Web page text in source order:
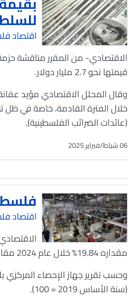
اقتصاد
الاقتصادي- من المقرر مناقشة حزمة
قيمتها نحو 2.7 مليار دولار.
وقال المحلل الاقتصادي مؤيد
خلال الفترة القادمة، خاصة في ظل
(عائدات الضرائب الفلسطينية).
06 شباط/فبراير 2025
اقتصاد
مقداره 19.84% خلال عام 2024 مقارنة بعام 2023.
(سنة الأساس 2019 = 100).